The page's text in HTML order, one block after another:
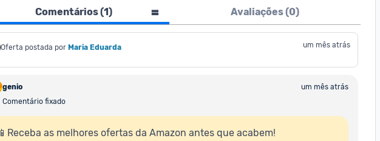
Comentários (1) Avaliações (0)
Oferta postada por Maria Eduarda um mês atrás
genio
um mês atrás
Comentário fixado
📱Receba as melhores ofertas da Amazon antes que acabem!